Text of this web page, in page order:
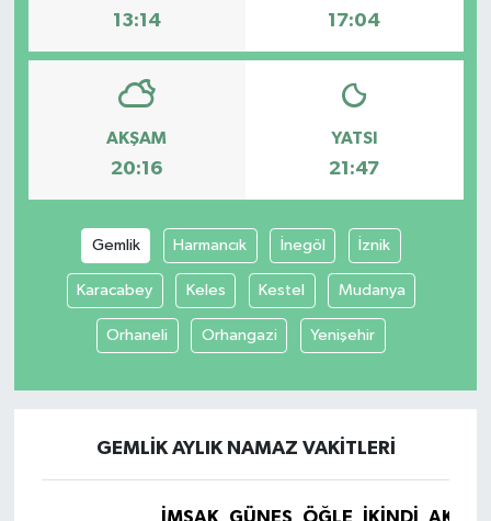
13:14 17:04
AKŞAM
20:16
YATSI
21:47
Gemlik Harmancık İnegöl İznik
Karacabey Keles Kestel Mudanya
Orhaneli Orhangazi Yenişehir
GEMLIK AYLIK NAMAZ VAKITLERI
İMSAK GÜNEŞ ÖĞLE İKINDI